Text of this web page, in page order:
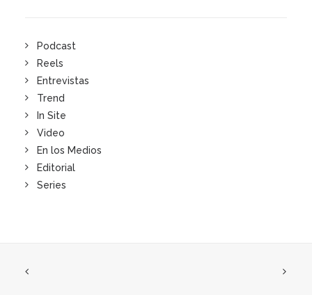
Podcast
Reels
Entrevistas
Trend
In Site
Video
En los Medios
Editorial
Series